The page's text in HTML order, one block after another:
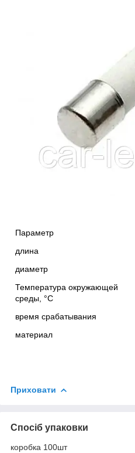
Параметр
длина
диаметр
Температура окружающей
среды, °С
время срабатывания
материал
Приховати
Спосіб упаковки
коробка 100шт